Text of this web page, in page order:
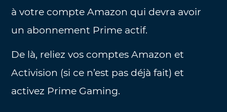
à votre compte Amazon qui devra avoir
un abonnement Prime actif.
De là, reliez vos comptes Amazon et
Activision (si ce n’est pas déjà fait) et
activez Prime Gaming.